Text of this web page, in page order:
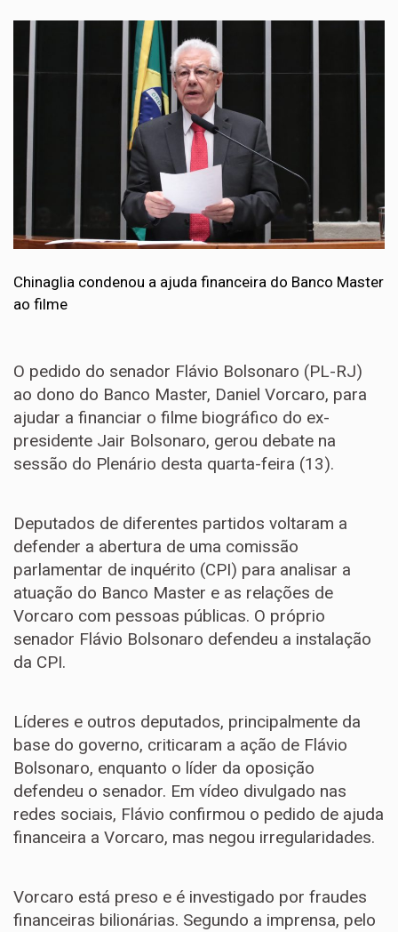
Chinaglia condenou a ajuda financeira do Banco Master
ao filme
O pedido do senador Flávio Bolsonaro (PL-RJ)
ao dono do Banco Master, Daniel Vorcaro, para
ajudar a financiar o filme biográfico do ex-
presidente Jair Bolsonaro, gerou debate na
sessão do Plenário desta quarta-feira (13).
Deputados de diferentes partidos voltaram a
defender a abertura de uma comissão
parlamentar de inquérito (CPI) para analisar a
atuação do Banco Master e as relações de
Vorcaro com pessoas públicas. O próprio
senador Flávio Bolsonaro defendeu a instalação
da CPI.
Líderes e outros deputados, principalmente da
base do governo, criticaram a ação de Flávio
Bolsonaro, enquanto o líder da oposição
defendeu o senador. Em vídeo divulgado nas
redes sociais, Flávio confirmou o pedido de ajuda
financeira a Vorcaro, mas negou irregularidades.
Vorcaro está preso e é investigado por fraudes
financeiras bilionárias. Segundo a imprensa, pelo